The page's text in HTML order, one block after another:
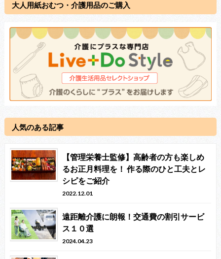
大人用紙おむつ・介護用品のご購入
人気のある記事
【管理栄養士監修】高齢者の方も楽しめ
るお正月料理を！ 作る際のひと工夫とレ
シピをご紹介
2022.12.01
遠距離介護に朗報！交通費の割引サービ
ス１０選
2024.04.23